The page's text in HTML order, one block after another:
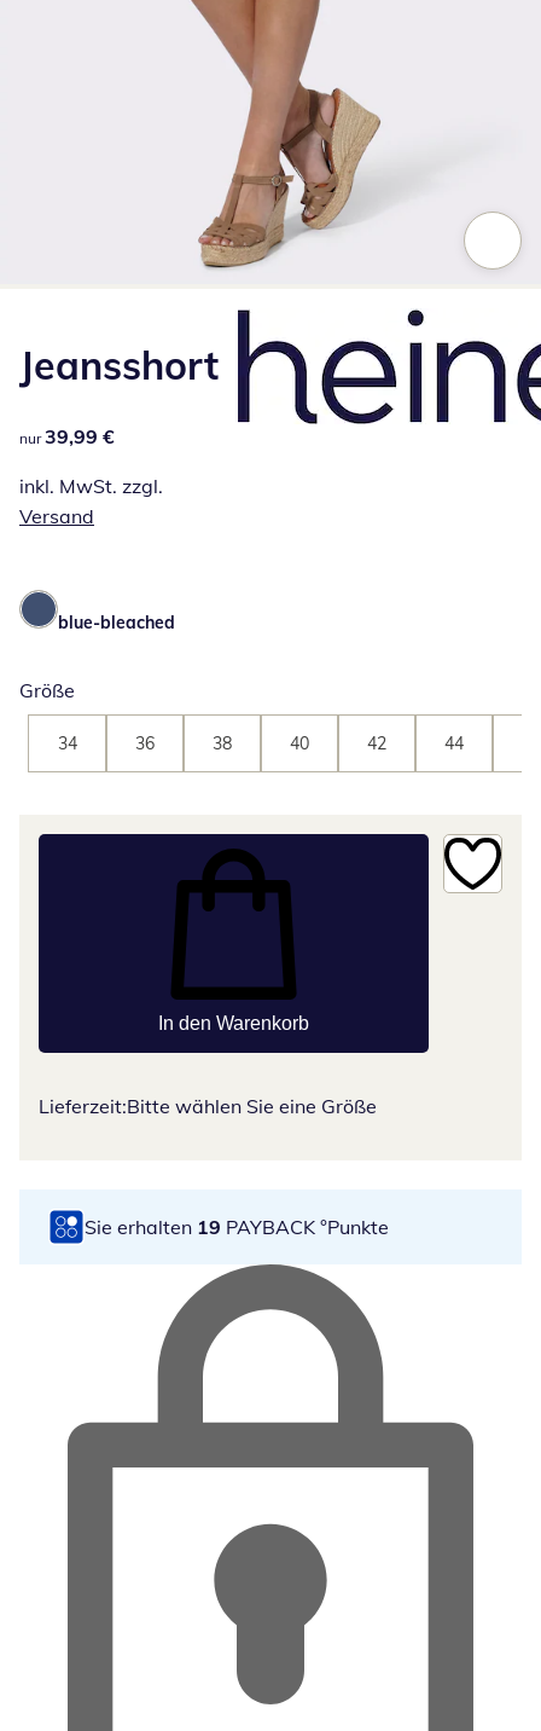
Jeansshort
39,99 €
nur 39,99 €
inkl. MwSt. zzgl.
Versand
blue-bleached
Größe
34 36 38 40 42 44
In den Warenkorb
Lieferzeit:Bitte wählen Sie eine Größe
Sie erhalten 19 PAYBACK °Punkte